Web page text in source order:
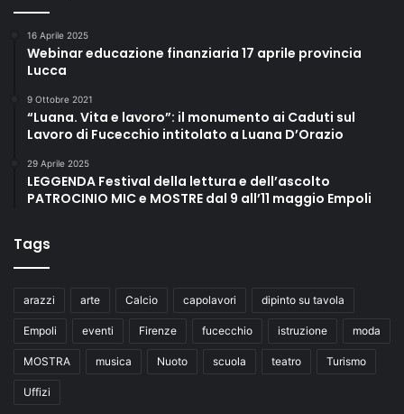
16 Aprile 2025
Webinar educazione finanziaria 17 aprile provincia
Lucca
9 Ottobre 2021
“Luana. Vita e lavoro”: il monumento ai Caduti sul
Lavoro di Fucecchio intitolato a Luana D’Orazio
29 Aprile 2025
LEGGENDA Festival della lettura e dell’ascolto
PATROCINIO MIC e MOSTRE dal 9 all’11 maggio Empoli
Tags
arazzi arte Calcio capolavori dipinto su tavola
Empoli eventi Firenze fucecchio istruzione moda
MOSTRA musica Nuoto scuola teatro Turismo
Uffizi